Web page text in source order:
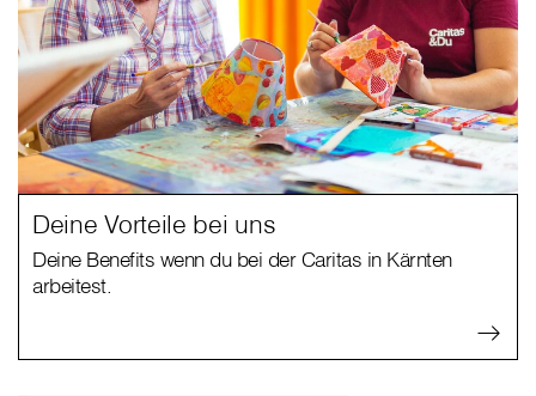
Deine Vorteile bei uns
Deine Benefits wenn du bei der Caritas in Kärnten
arbeitest.